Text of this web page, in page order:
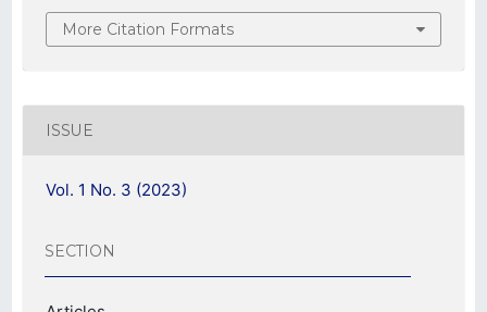
More Citation Formats
ISSUE
Vol. 1 No. 3 (2023)
SECTION